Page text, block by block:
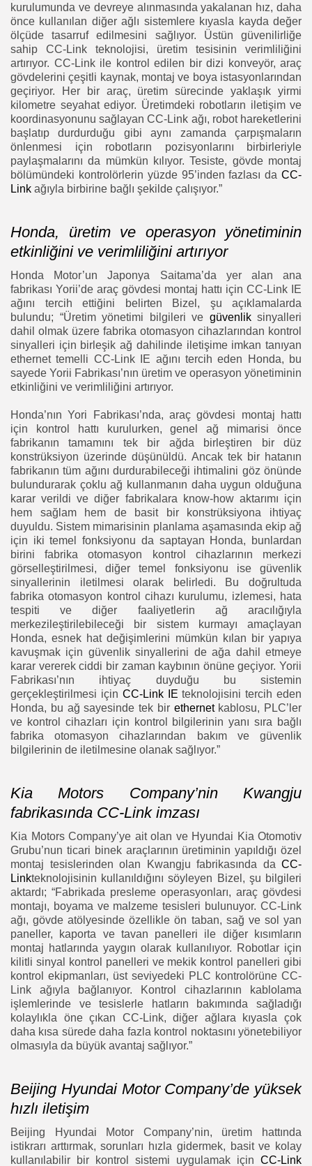
kurulumunda ve devreye alınmasında yakalanan hız, daha
önce kullanılan diğer ağlı sistemlere kıyasla kayda değer
ölçüde tasarruf edilmesini sağlıyor. Üstün güvenilirliğe
sahip CC-Link teknolojisi, üretim tesisinin verimliliğini
artırıyor. CC-Link ile kontrol edilen bir dizi konveyör, araç
gövdelerini çeşitli kaynak, montaj ve boya istasyonlarından
geçiriyor. Her bir araç, üretim sürecinde yaklaşık yirmi
kilometre seyahat ediyor. Üretimdeki robotların iletişim ve
koordinasyonunu sağlayan CC-Link ağı, robot hareketlerini
başlatıp durdurduğu gibi aynı zamanda çarpışmaların
önlenmesi için robotların pozisyonlarını birbirleriyle
paylaşmalarını da mümkün kılıyor. Tesiste, gövde montaj
bölümündeki kontrolörlerin yüzde 95’inden fazlası da CC-
Link ağıyla birbirine bağlı şekilde çalışıyor.”
Honda, üretim ve operasyon yönetiminin
etkinliğini ve verimliliğini artırıyor
Honda Motor’un Japonya Saitama’da yer alan ana
fabrikası Yorii’de araç gövdesi montaj hattı için CC-Link IE
ağını tercih ettiğini belirten Bizel, şu açıklamalarda
bulundu; “Üretim yönetimi bilgileri ve güvenlik sinyalleri
dahil olmak üzere fabrika otomasyon cihazlarından kontrol
sinyalleri için birleşik ağ dahilinde iletişime imkan tanıyan
ethernet temelli CC-Link IE ağını tercih eden Honda, bu
sayede Yorii Fabrikası’nın üretim ve operasyon yönetiminin
etkinliğini ve verimliliğini artırıyor.
Honda’nın Yori Fabrikası’nda, araç gövdesi montaj hattı
için kontrol hattı kurulurken, genel ağ mimarisi önce
fabrikanın tamamını tek bir ağda birleştiren bir düz
konstrüksiyon üzerinde düşünüldü. Ancak tek bir hatanın
fabrikanın tüm ağını durdurabileceği ihtimalini göz önünde
bulundurarak çoklu ağ kullanmanın daha uygun olduğuna
karar verildi ve diğer fabrikalara know-how aktarımı için
hem sağlam hem de basit bir konstrüksiyona ihtiyaç
duyuldu. Sistem mimarisinin planlama aşamasında ekip ağ
için iki temel fonksiyonu da saptayan Honda, bunlardan
birini fabrika otomasyon kontrol cihazlarının merkezi
görselleştirilmesi, diğer temel fonksiyonu ise güvenlik
sinyallerinin iletilmesi olarak belirledi. Bu doğrultuda
fabrika otomasyon kontrol cihazı kurulumu, izlemesi, hata
tespiti ve diğer faaliyetlerin ağ aracılığıyla
merkezileştirilebileceği bir sistem kurmayı amaçlayan
Honda, esnek hat değişimlerini mümkün kılan bir yapıya
kavuşmak için güvenlik sinyallerini de ağa dahil etmeye
karar vererek ciddi bir zaman kaybının önüne geçiyor. Yorii
Fabrikası’nın ihtiyaç duyduğu bu sistemin
gerçekleştirilmesi için CC-Link IE teknolojisini tercih eden
Honda, bu ağ sayesinde tek bir ethernet kablosu, PLC’ler
ve kontrol cihazları için kontrol bilgilerinin yanı sıra bağlı
fabrika otomasyon cihazlarından bakım ve güvenlik
bilgilerinin de iletilmesine olanak sağlıyor.”
Kia Motors Company’nin Kwangju
fabrikasında CC-Link imzası
Kia Motors Company’ye ait olan ve Hyundai Kia Otomotiv
Grubu’nun ticari binek araçlarının üretiminin yapıldığı özel
montaj tesislerinden olan Kwangju fabrikasında da CC-
Linkteknolojisinin kullanıldığını söyleyen Bizel, şu bilgileri
aktardı; “Fabrikada presleme operasyonları, araç gövdesi
montajı, boyama ve malzeme tesisleri bulunuyor. CC-Link
ağı, gövde atölyesinde özellikle ön taban, sağ ve sol yan
paneller, kaporta ve tavan panelleri ile diğer kısımların
montaj hatlarında yaygın olarak kullanılıyor. Robotlar için
kilitli sinyal kontrol panelleri ve mekik kontrol panelleri gibi
kontrol ekipmanları, üst seviyedeki PLC kontrolörüne CC-
Link ağıyla bağlanıyor. Kontrol cihazlarının kablolama
işlemlerinde ve tesislerle hatların bakımında sağladığı
kolaylıkla öne çıkan CC-Link, diğer ağlara kıyasla çok
daha kısa sürede daha fazla kontrol noktasını yönetebiliyor
olmasıyla da büyük avantaj sağlıyor.”
Beijing Hyundai Motor Company’de yüksek
hızlı iletişim
Beijing Hyundai Motor Company’nin, üretim hattında
istikrarı arttırmak, sorunları hızla gidermek, basit ve kolay
kullanılabilir bir kontrol sistemi uygulamak için CC-Link